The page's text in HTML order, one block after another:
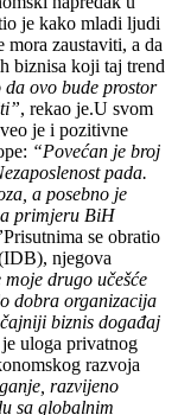
je kako mladi ljudi
mora zaustaviti, a da
biznisa koji taj trend
ovo bude prostor
, rekao je.U svom
je i pozitivne
“Povećan je broj
pada.
a posebno je
primjeru BiH
Prisutnima se obratio
njegova
moje drugo učešće
dobra organizacija
biznis događaj
uloga privatnog
razvoja
razvijeno
sa globalnim